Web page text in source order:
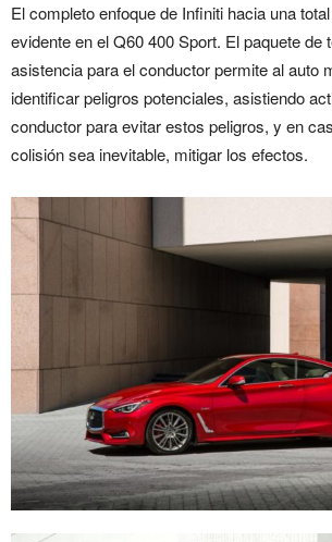
El completo enfoque de Infiniti hacia una
evidente en el Q60 400 Sport. El paquete de
asistencia para el conductor permite al auto
identificar peligros potenciales, asistiendo
conductor para evitar estos peligros, y en
colisión sea inevitable, mitigar los efectos.